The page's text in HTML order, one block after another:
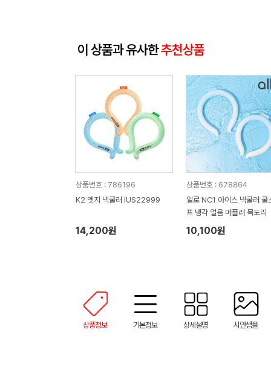
이 상품과 유사한추천상품
상품번호 : 786196
K2 엣지 넥쿨러 IUS22999
14,200원
상품번호 : 678864
알로 NC1 아이스 넥쿨러 쿨
프 냉각 얼음 머플러 목도리
10,100원
상품정보 기본정보 상세설명 시안샘플